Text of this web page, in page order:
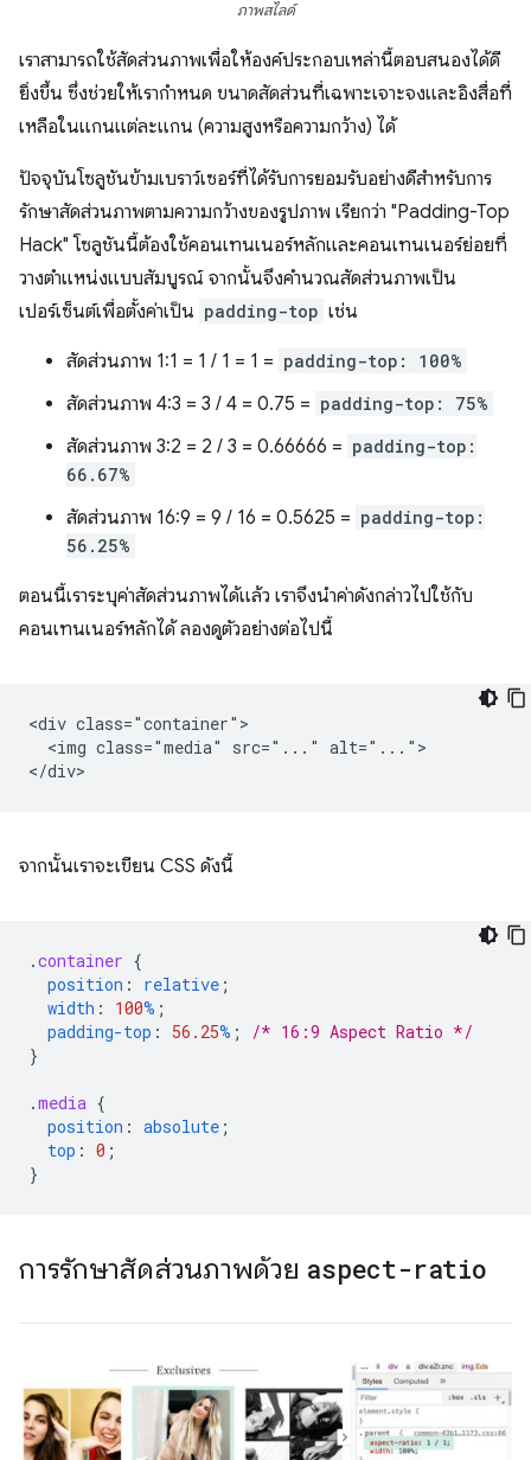
ภาพสไลด์
เราสามารถใช้สัดส่วนภาพเพื่อให้องค์ประกอบเหล่านี้ตอบสนองได้ดี
ยิ่งขึ้น ซึ่งช่วยให้เรากำหนด ขนาดสัดส่วนที่เฉพาะเจาะจงและอิงสื่อที่
เหลือในแกนแต่ละแกน (ความสูงหรือความกว้าง) ได้
ปัจจุบันโซลูชันข้ามเบราว์เซอร์ที่ได้รับการยอมรับอย่างดีสำหรับการ
รักษาสัดส่วนภาพตามความกว้างของรูปภาพ เรียกว่า "Padding-Top
Hack" โซลูชันนี้ต้องใช้คอนเทนเนอร์หลักและคอนเทนเนอร์ย่อยที่
วางตำแหน่งแบบสัมบูรณ์ จากนั้นจึงคำนวณสัดส่วนภาพเป็น
เปอร์เซ็นต์เพื่อตั้งค่าเป็น padding-top เช่น
สัดส่วนภาพ 1:1 = 1 / 1 = 1 = padding-top: 100%
สัดส่วนภาพ 4:3 = 3 / 4 = 0.75 = padding-top: 75%
สัดส่วนภาพ 3:2 = 2 / 3 = 0.66666 = padding-top:
66.67%
สัดส่วนภาพ 16:9 = 9 / 16 = 0.5625 = padding-top:
56.25%
ตอนนี้เราระบุค่าสัดส่วนภาพได้แล้ว เราจึงนำค่าดังกล่าวไปใช้กับ
คอนเทนเนอร์หลักได้ ลองดูตัวอย่างต่อไปนี้
<div class="container">
  <img class="media" src="..." alt="...">
จากนั้นเราจะเขียน CSS ดังนี้
.container {
position : relative ;
width : 100% ;
padding-top : 56.25% ;
/* 16:9 Aspect Ratio */
}
.media {
position : absolute ;
top : 0 ;
}
การรักษาสัดส่วนภาพด้วย aspect-ratio